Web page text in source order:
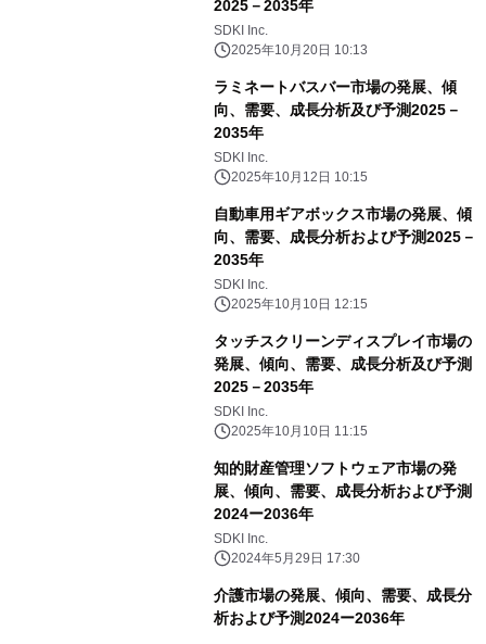
2025－2035年
SDKI Inc.
2025年10月20日 10:13
ラミネートバスバー市場の発展、傾
向、需要、成長分析及び予測2025－
2035年
SDKI Inc.
2025年10月12日 10:15
自動車用ギアボックス市場の発展、傾
向、需要、成長分析および予測2025－
2035年
SDKI Inc.
2025年10月10日 12:15
タッチスクリーンディスプレイ市場の
発展、傾向、需要、成長分析及び予測
2025－2035年
SDKI Inc.
2025年10月10日 11:15
知的財産管理ソフトウェア市場の発
展、傾向、需要、成長分析および予測
2024ー2036年
SDKI Inc.
2024年5月29日 17:30
介護市場の発展、傾向、需要、成長分
析および予測2024ー2036年